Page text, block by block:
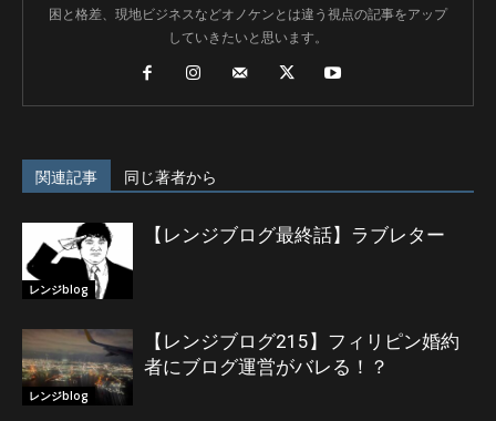
困と格差、現地ビジネスなどオノケンとは違う視点の記事をアップ
していきたいと思います。
関連記事 同じ著者から
レンジblog
【レンジブログ最終話】ラブレター
レンジblog
【レンジブログ215】フィリピン婚約
者にブログ運営がバレる！？